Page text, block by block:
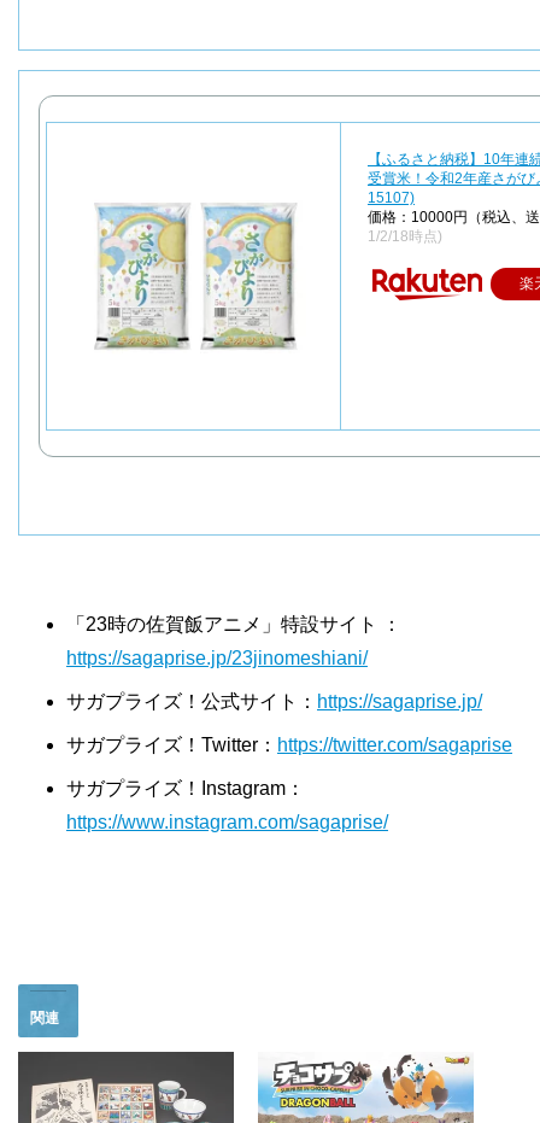
【ふるさと納税】10年連
受賞米！令和2年産さが
15107)
価格：10000円（税込、
1/2/18時点)
楽
「23時の佐賀飯アニメ」特設サイト ：
https://sagaprise.jp/23jinomeshiani/
サガプライズ！公式サイト： https://sagaprise.jp/
サガプライズ！Twitter： https://twitter.com/sagaprise
サガプライズ！Instagram：
https://www.instagram.com/sagaprise/
関連